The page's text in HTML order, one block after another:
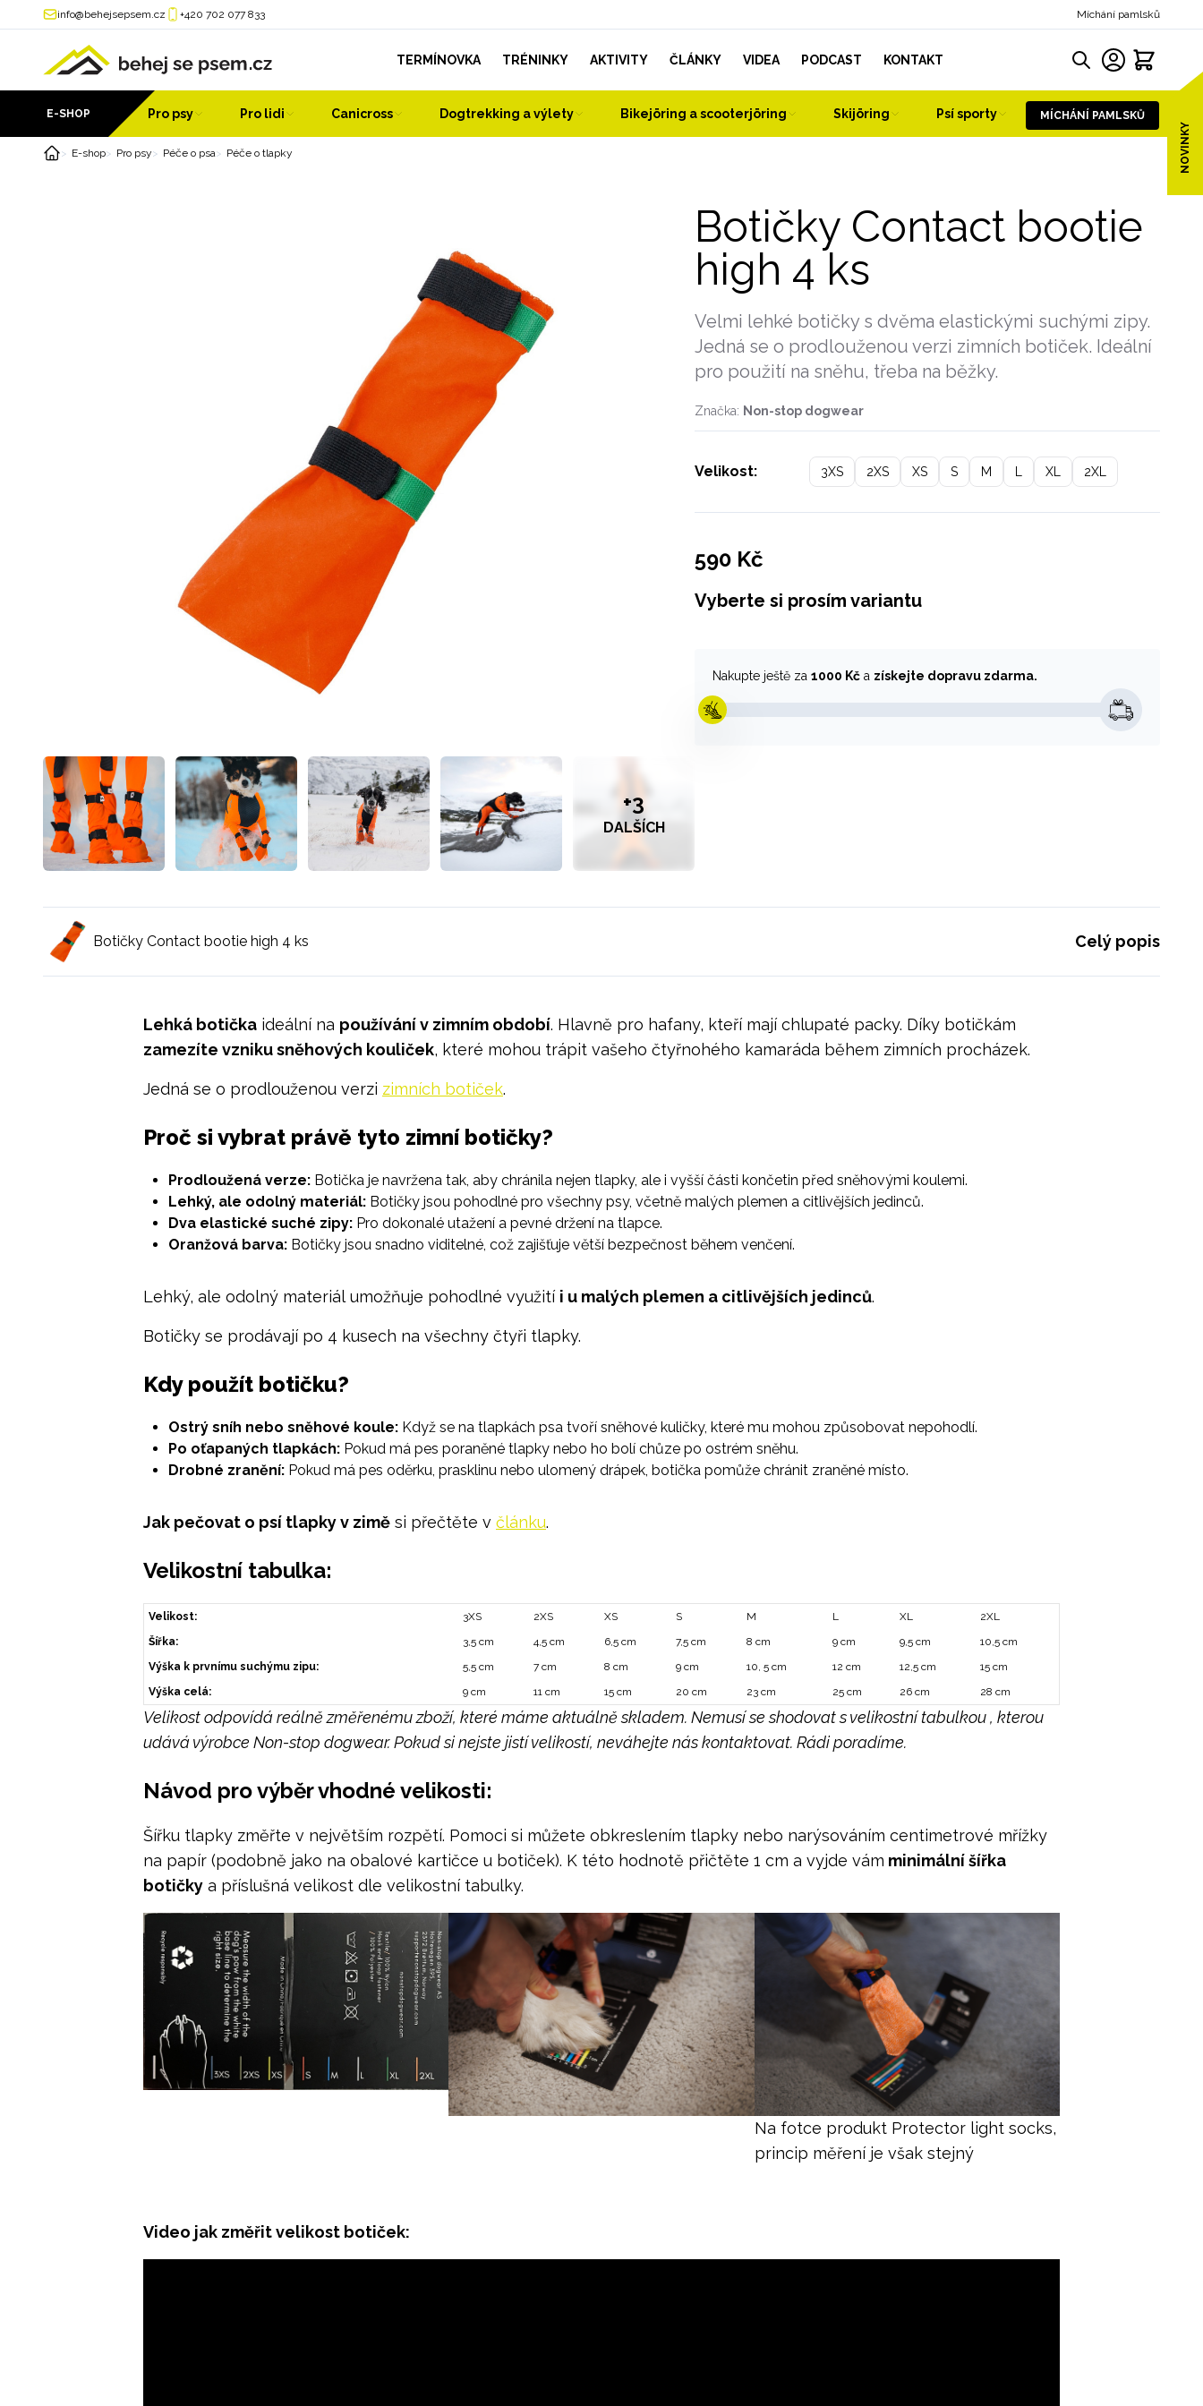
info@behejsepsem.cz +420 702 077 833 Míchání pamlsků
NOVINKY
TERMÍNOVKA TRÉNINKY AKTIVITY ČLÁNKY VIDEA PODCAST KONTAKT
E-SHOP Pro psy Pro lidi Canicross Dogtrekking a výlety Bikejöring a scooterjöring Skijöring Psí sporty MÍCHÁNÍ PAMLSKŮ
E-shop Pro psy Péče o psa Péče o tlapky
+3
DALŠÍCH
Botičky Contact bootie
high 4 ks
Velmi lehké botičky s dvěma elastickými suchými zipy.
Jedná se o prodlouženou verzi zimních botiček. Ideální
pro použití na sněhu, třeba na běžky.
Značka: Non-stop dogwear
Velikost: 3XS 2XS XS S M XL 2XL
590 Kč
Vyberte si prosím variantu
Nakupte ještě za 1000 Kč a získejte dopravu zdarma.
Botičky Contact bootie high 4 ks Celý popis
Lehká botička ideální na používání v zimním období. Hlavně pro hafany, kteří mají chlupaté packy. Díky botičkám
zamezíte vzniku sněhových kouliček, které mohou trápit vašeho čtyřnohého kamaráda během zimních procházek.
Jedná se o prodlouženou verzi zimních botiček.
Proč si vybrat právě tyto zimní botičky?
Prodloužená verze: Botička je navržena tak, aby chránila nejen tlapky, ale i vyšší části končetin před sněhovými koulemi.
Lehký, ale odolný materiál: Botičky jsou pohodlné pro všechny psy, včetně malých plemen a citlivějších jedinců.
Dva elastické suché zipy: Pro dokonalé utažení a pevné držení na tlapce.
Oranžová barva: Botičky jsou snadno viditelné, což zajišťuje větší bezpečnost během venčení.
Lehký, ale odolný materiál umožňuje pohodlné využití i u malých plemen a citlivějších jedinců.
Botičky se prodávají po 4 kusech na všechny čtyři tlapky.
Kdy použít botičku?
Ostrý sníh nebo sněhové koule: Když se na tlapkách psa tvoří sněhové kuličky, které mu mohou způsobovat nepohodlí.
Po oťapaných tlapkách: Pokud má pes poraněné tlapky nebo ho bolí chůze po ostrém sněhu.
Drobné zranění: Pokud má pes oděrku, prasklinu nebo ulomený drápek, botička pomůže chránit zraněné místo.
Jak pečovat o psí tlapky v zimě si přečtěte v článku.
Velikostní tabulka:
Velikost: 3XS 2XS XS S M L XL
2XL
Šířka:
3,5 cm 4,5 cm 6,5 cm 7,5 cm 8 cm 9 cm 9,5 cm
10,5 cm
Výška k prvnímu suchýmu zipu:
5,5 cm 7 cm 8 cm 9 cm 10, 5 cm 12 cm 12,5 cm
15 cm
Výška celá:
9 cm 11 cm 15 cm 20 cm 23 cm 25 cm 26 cm 28 cm
Velikost odpovídá reálně změřenému zboží, které máme aktuálně skladem. Nemusí se shodovat s velikostní tabulkou , kterou
udává výrobce Non-stop dogwear. Pokud si nejste jistí velikostí, neváhejte nás kontaktovat. Rádi poradíme.
Návod pro výběr vhodné velikosti:
Šířku tlapky změřte v největším rozpětí. Pomoci si můžete obkreslením tlapky nebo narýsováním centimetrové mřížky
na papír (podobně jako na obalové kartičce u botiček). K této hodnotě přičtěte 1 cm a vyjde vám minimální šířka
botičky a příslušná velikost dle velikostní tabulky.
Na fotce produkt Protector light socks,
princip měření je však stejný
Video jak změřit velikost botiček: